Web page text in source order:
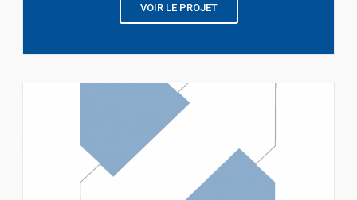
VOIR LE PROJET